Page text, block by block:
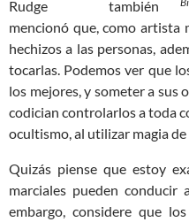
Rudge también
mencionó que, como artista
hechizos a las personas,
tocarlas. Podemos ver que
los mejores, y someter a sus
codician controlarlos a toda
ocultismo, al utilizar magia
Quizás piense que estoy
marciales pueden conducir
embargo, considere que